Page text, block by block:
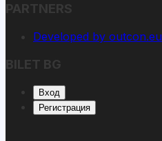
PARTNERS
Developed by outcon.eu
BILET BG
Вход
Регистрация